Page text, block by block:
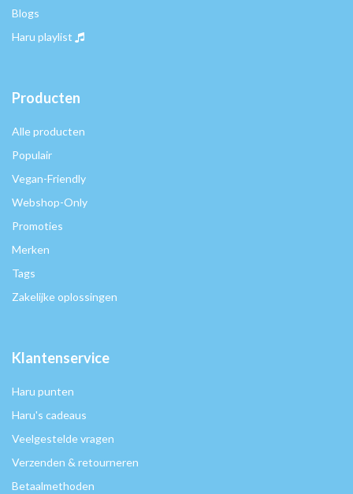
Blogs
Haru playlist
Producten
Alle producten
Populair
Vegan-Friendly
Webshop-Only
Promoties
Merken
Tags
Zakelijke oplossingen
Klantenservice
Haru punten
Haru's cadeaus
Veelgestelde vragen
Verzenden & retourneren
Betaalmethoden